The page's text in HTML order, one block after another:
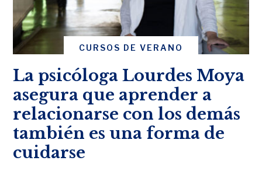
CURSOS DE VERANO
La psicóloga Lourdes Moya
asegura que aprender a
relacionarse con los demás
también es una forma de
cuidarse